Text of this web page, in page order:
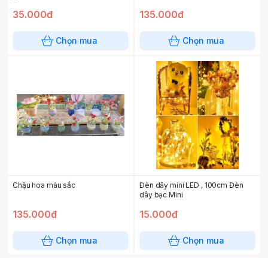
35.000đ
Chọn mua
135.000đ
Chọn mua
Chậu hoa màu sắc
135.000đ
Chọn mua
Đèn dây mini LED , 100cm Đèn
dây bạc Mini
15.000đ
Chọn mua